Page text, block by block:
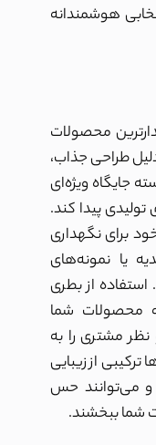
هوشمندانه
محصولات
طراحی جذاب،
جایگاه ویژه‌ای
پیدا کند.
برای نگهداری
یا نمونه‌های
از بطری
محصولات شما
نظر مشتری را به
از زیبایی
و می‌توانند حس
شما ببخشند.